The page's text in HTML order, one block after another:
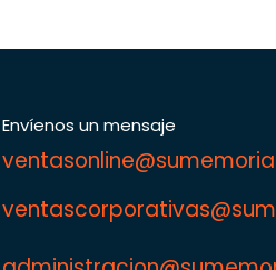
Envíenos un mensaje